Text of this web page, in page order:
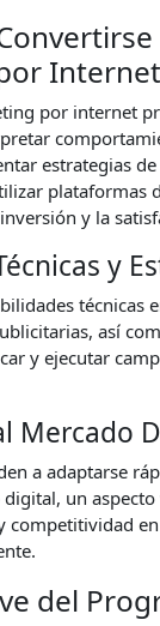
Internet
por internet
estrategias
plataformas
y la
y
técnicas
así
y ejecutar
Mercado
a adaptarse
un
competitividad
del